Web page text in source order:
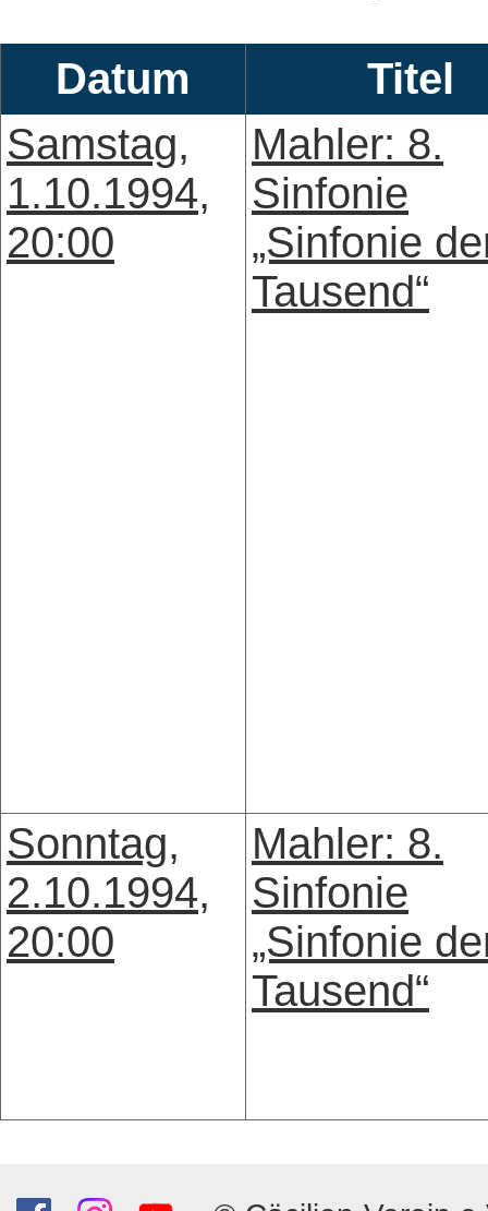
Datum
Titel
Samstag,
1.10.1994,
20:00
Mahler: 8.
Sinfonie
„Sinfonie
Tausend“
Sonntag,
2.10.1994,
20:00
Mahler: 8.
Sinfonie
„Sinfonie
Tausend“